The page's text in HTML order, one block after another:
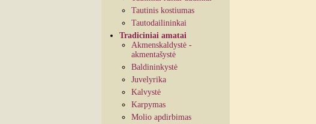
Tautinis kostiumas
Tautodailininkai
Tradiciniai amatai
Akmenskaldystė -
akmentašystė
Baldininkystė
Juvelyrika
Kalvystė
Karpymas
Molio apdirbimas